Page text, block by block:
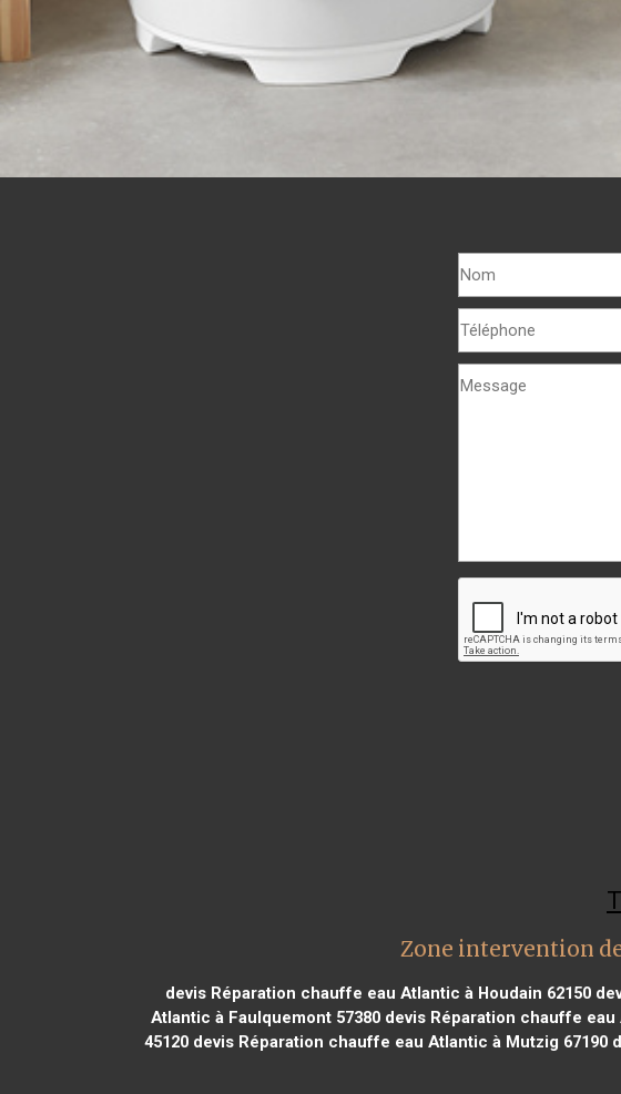
Zone intervention
devis Réparation chauffe eau Atlantic à Houdain 62150
Atlantic à Faulquemont 57380devis Réparation chauffe eau
45120 devis Réparation chauffe eau Atlantic à Mutzig 67190